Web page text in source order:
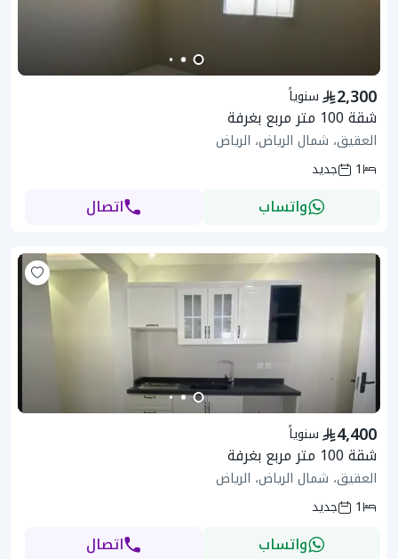
سنوياً 2,300
شقة 100 متر مربع بغرفة
العقيق، شمال الرياض، الرياض
1
جديد
واتساب اتصال
سنوياً 4,400
شقة 100 متر مربع بغرفة
العقيق، شمال الرياض، الرياض
1
جديد
واتساب اتصال